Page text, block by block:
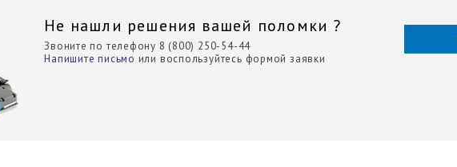
Не нашли решения вашей поломки ?
Звоните по телефону 8 (800) 250-54-44
Напишите письмо или воспользуйтесь формой заявки